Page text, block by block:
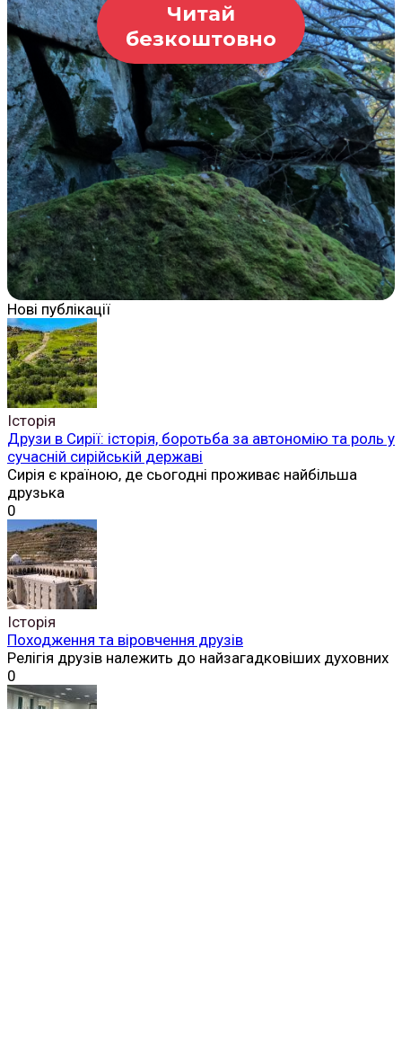
Читай
безкоштовно
Нові публікації
Історія
Друзи в Сирії: історія, боротьба за автономію та роль у
сучасній сирійській державі
Сирія є країною, де сьогодні проживає найбільша
друзька
0
Історія
Походження та віровчення друзів
Релігія друзів належить до найзагадковіших духовних
0